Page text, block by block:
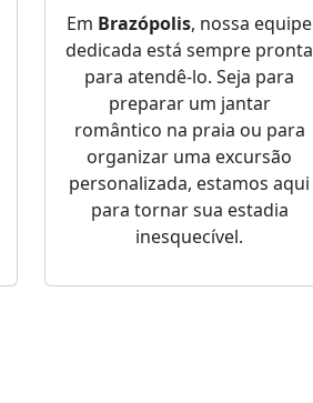
Em Brazópolis, nossa equipe
dedicada está sempre pronta
para atendê-lo. Seja para
preparar um jantar
romântico na praia ou para
organizar uma excursão
personalizada, estamos aqui
para tornar sua estadia
inesquecível.